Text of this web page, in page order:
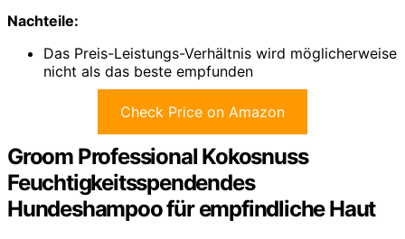
Nachteile:
Das Preis-Leistungs-Verhältnis wird möglicherweise
nicht als das beste empfunden
Check Price on Amazon
Groom Professional Kokosnuss
Feuchtigkeitsspendendes
Hundeshampoo für empfindliche Haut